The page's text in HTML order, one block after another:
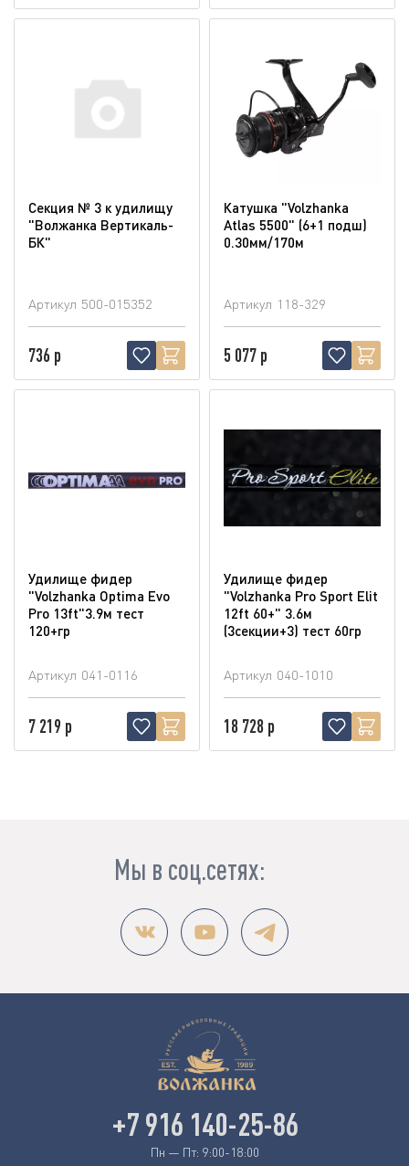
Секция № 3 к удилищу
"Волжанка Вертикаль-
БК"
Артикул 500-015352
736 р
Катушка "Volzhanka
Atlas 5500" (6+1 подш)
0.30мм/170м
Артикул 118-329
5 077 р
Удилище фидер
"Volzhanka Optima Evo
Pro 13ft"3.9м тест
120+гр
Артикул 041-0116
7 219 р
Удилище фидер
"Volzhanka Pro Sport Elit
12ft 60+" 3.6м
(3секции+3) тест 60гр
Артикул 040-1010
18 728 р
Мы в соц.сетях:
+7 916 140-25-86
Пн — Пт: 9:00-18:00